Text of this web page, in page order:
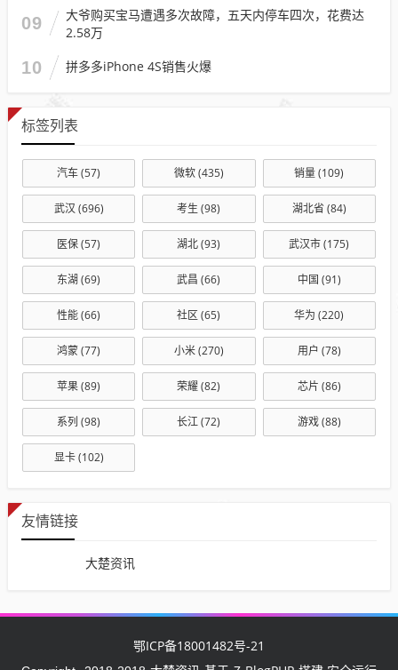
09
大爷购买宝马遭遇多次故障，五天内停车四次，花费达
2.58万
10 拼多多iPhone 4S销售火爆
标签列表
汽车(57) 微软(435) 销量(109)
武汉 (696) 考生 (98) 湖北省 (84)
医保(57) 湖北(93) 武汉市(175)
东湖 (69) 武昌 (66) 中国 (91)
性能(66) 社区 (65) 华为 (220)
鸿蒙(77) 小米(270) 用户 (78)
苹果(89) 荣耀(82) 芯片 (86)
系列 (98) 长江(72) 游戏(88)
显卡(102)
友情链接
大楚资讯
鄂ICP备18001482号-21